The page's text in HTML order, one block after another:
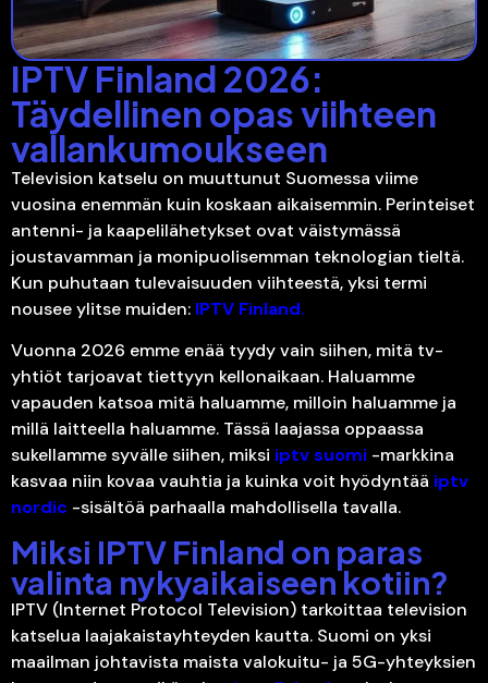
IPTV Finland 2026:
Täydellinen opas viihteen
vallankumoukseen
Television katselu on muuttunut Suomessa viime
vuosina enemmän kuin koskaan aikaisemmin. Perinteiset
antenni- ja kaapelilähetykset ovat väistymässä
joustavamman ja monipuolisemman teknologian tieltä.
Kun puhutaan tulevaisuuden viihteestä, yksi termi
nousee ylitse muiden: IPTV Finland.
Vuonna 2026 emme enää tyydy vain siihen, mitä tv-
yhtiöt tarjoavat tiettyyn kellonaikaan. Haluamme
vapauden katsoa mitä haluamme, milloin haluamme ja
millä laitteella haluamme. Tässä laajassa oppaassa
sukellamme syvälle siihen, miksi iptv suomi -markkina
kasvaa niin kovaa vauhtia ja kuinka voit hyödyntää iptv
nordic -sisältöä parhaalla mahdollisella tavalla.
Miksi IPTV Finland on paras
valinta nykyaikaiseen kotiin?
IPTV (Internet Protocol Television) tarkoittaa television
katselua laajakaistayhteyden kautta. Suomi on yksi
maailman johtavista maista valokuitu- ja 5G-yhteyksien